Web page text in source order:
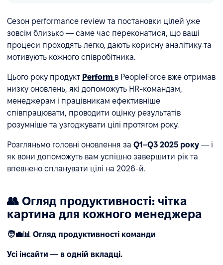
Сезон performance review та постановки цілей уже
зовсім близько — саме час переконатися, що ваші
процеси проходять легко, дають корисну аналітику та
мотивують кожного співробітника.
Цього року продукт Perform в PeopleForce вже отримав
низку оновлень, які допоможуть HR-командам,
менеджерам і працівникам ефективніше
співпрацювати, проводити оцінку результатів
розумніше та узгоджувати цілі протягом року.
Розгляньмо головні оновлення за Q1–Q3 2025 року — і
як вони допоможуть вам успішно завершити рік та
впевнено спланувати цілі на 2026-й.
👥 Огляд продуктивності: чітка
картина для кожного менеджера
🧑‍💼📊 Огляд продуктивності команди
Усі інсайти — в одній вкладці.